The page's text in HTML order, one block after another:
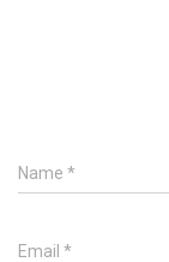
Name *
Email *